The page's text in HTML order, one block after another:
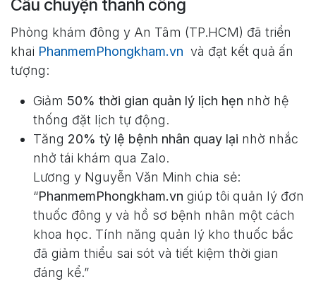
Câu chuyện thành công
Phòng khám đông y An Tâm (TP.HCM) đã triển
khai PhanmemPhongkham.vn và đạt kết quả ấn
tượng:
Giảm 50% thời gian quản lý lịch hẹn nhờ hệ
thống đặt lịch tự động.
Tăng 20% tỷ lệ bệnh nhân quay lại nhờ nhắc
nhở tái khám qua Zalo.
Lương y Nguyễn Văn Minh chia sẻ:
“PhanmemPhongkham.vn giúp tôi quản lý đơn
thuốc đông y và hồ sơ bệnh nhân một cách
khoa học. Tính năng quản lý kho thuốc bắc
đã giảm thiểu sai sót và tiết kiệm thời gian
đáng kể.”